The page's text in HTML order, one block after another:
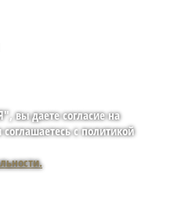
вы даете согласие на
с политикой